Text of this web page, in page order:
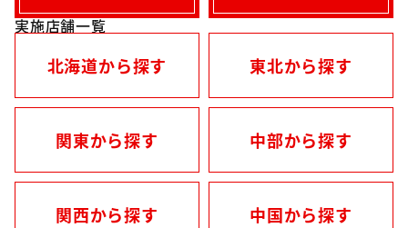
実施店舗一覧
北海道から探す 東北から探す
関東から探す 中部から探す
関西から探す 中国から探す